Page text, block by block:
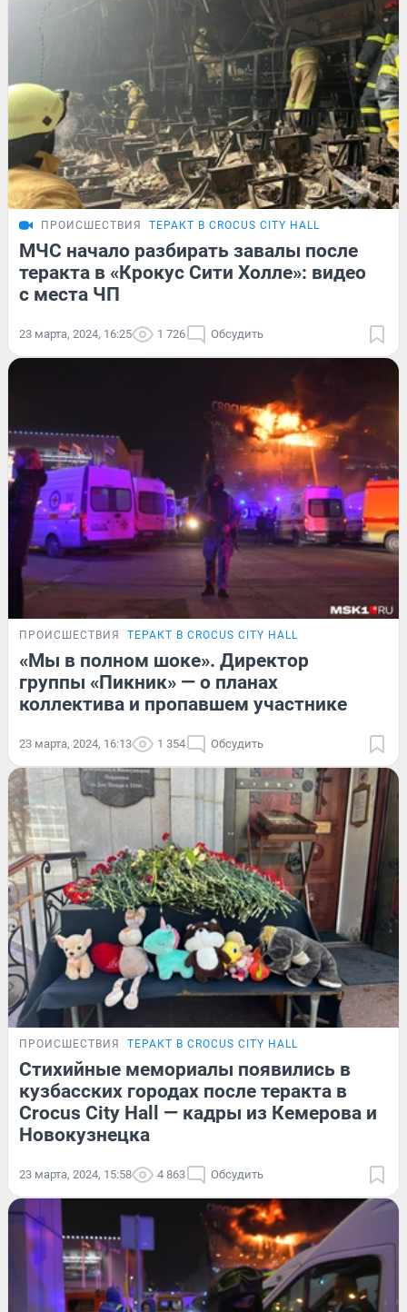
ПРОИСШЕСТВИЯ ТЕРАКТ В CROCUS CITY HALL
МЧС начало разбирать завалы после
теракта в «Крокус Сити Холле»: видео
с места ЧП
23 марта, 2024, 16:25 1 726 Обсудить
ПРОИСШЕСТВИЯ ТЕРАКТ В CROCUS CITY HALL
«Мы в полном шоке». Директор
группы «Пикник» — о планах
коллектива и пропавшем участнике
23 марта, 2024, 16:13 1 354 Обсудить
ПРОИСШЕСТВИЯ ТЕРАКТ В CROCUS CITY HALL
Стихийные мемориалы появились в
кузбасских городах после теракта в
Crocus City Hall — кадры из Кемерова и
Новокузнецка
23 марта, 2024, 15:58 4 863 Обсудить